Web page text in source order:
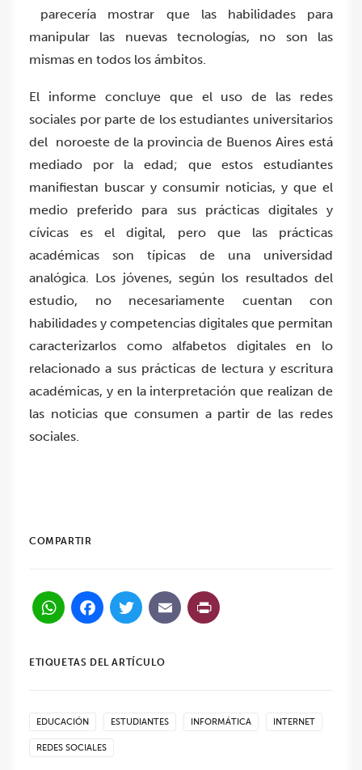
parecería mostrar que las habilidades para
manipular las nuevas tecnologías, no son las
mismas en todos los ámbitos.
El informe concluye que el uso de las redes
sociales por parte de los estudiantes universitarios
del noroeste de la provincia de Buenos Aires está
mediado por la edad; que estos estudiantes
manifiestan buscar y consumir noticias, y que el
medio preferido para sus prácticas digitales y
cívicas es el digital, pero que las prácticas
académicas son típicas de una universidad
analógica. Los jóvenes, según los resultados del
estudio, no necesariamente cuentan con
habilidades y competencias digitales que permitan
caracterizarlos como alfabetos digitales en lo
relacionado a sus prácticas de lectura y escritura
académicas, y en la interpretación que realizan de
las noticias que consumen a partir de las redes
sociales.
COMPARTIR
WhatsApp
Facebook
Twitter
Email
ETIQUETAS DEL ARTÍCULO
EDUCACIÓN ESTUDIANTES INFORMÁTICA INTERNET
REDES SOCIALES